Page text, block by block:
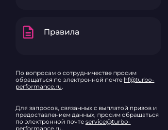
description Правила
По вопросам о сотрудничестве просим
обращаться по электронной почте hf@turbo-
performance.ru.
Для запросов, связанных с выплатой призов и
предоставлением данных, просим обращаться
по электронной почте service@turbo-
performance.ru.